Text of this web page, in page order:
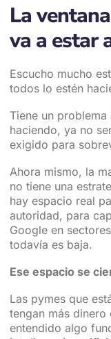
La
va a estar
Escucho mucho
todos lo estén
Tiene un
haciendo, ya no
exigido para
Ahora mismo, la
no tiene una
hay espacio real
autoridad, para
Google en
todavía es baja.
Ese espacio se
Las pymes que
tengan más
entendido algo